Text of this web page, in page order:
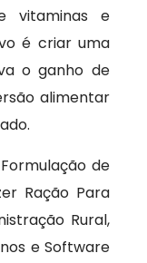
vitaminas e
é criar uma
o ganho de
alimentar
de
Ração Para
Rural,
e Software